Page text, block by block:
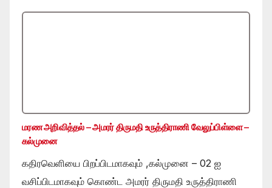
மரண அறிவித்தல் – அமரர் திருமதி உருத்திராணி வேலுப்பிள்ளை –
கல்முனை
கதிரவெளியை பிறப்பிடமாகவும் ,கல்முனை – 02 ஐ
வசிப்பிடமாகவும் கொண்ட அமரர் திருமதி உருத்திராணி